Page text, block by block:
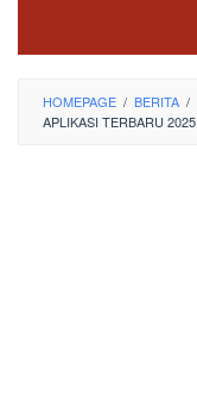
HOMEPAGE / BERITA /
APLIKASI TERBARU 2025